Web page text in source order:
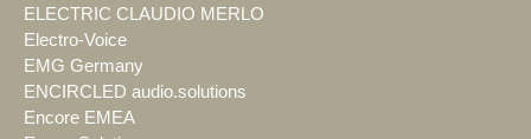
ELECTRIC CLAUDIO MERLO
Electro-Voice
EMG Germany
ENCIRCLED audio.solutions
Encore EMEA